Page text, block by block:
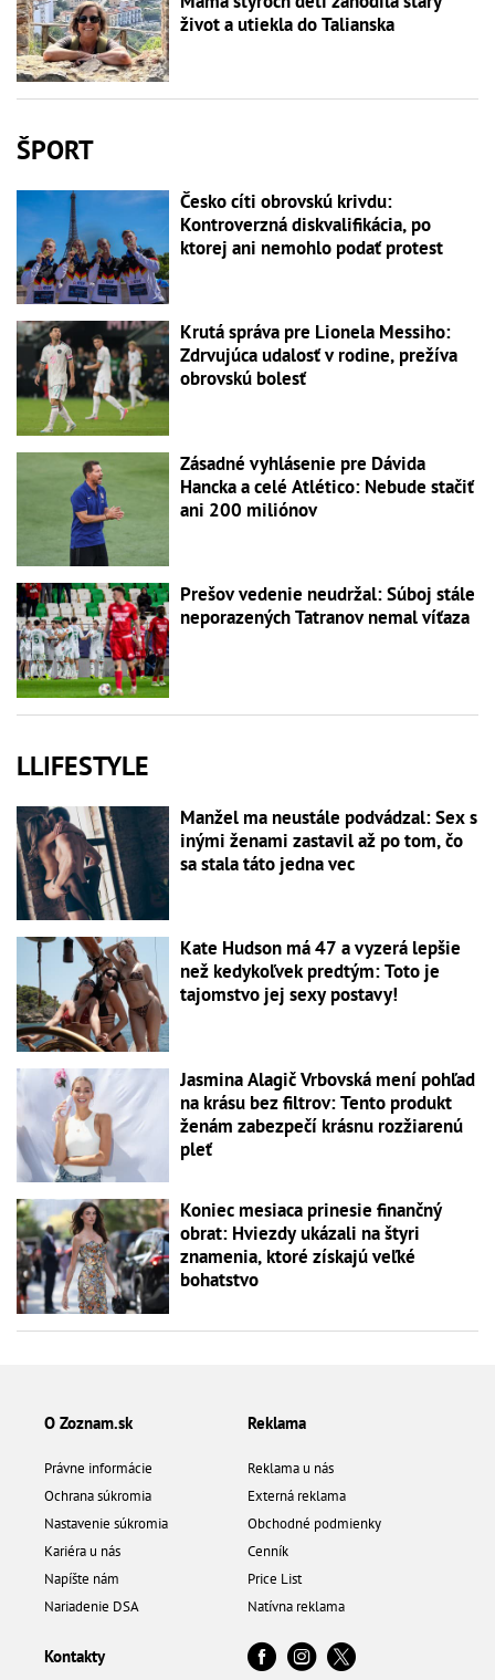
život a utiekla do Talianska
ŠPORT
Česko cíti obrovskú krivdu:
Kontroverzná diskvalifikácia, po
ktorej ani nemohlo podať protest
Krutá správa pre Lionela Messiho:
Zdrvujúca udalosť v rodine, prežíva
obrovskú bolesť
Zásadné vyhlásenie pre Dávida
Hancka a celé Atlético: Nebude stačiť
ani 200 miliónov
Prešov vedenie neudržal: Súboj stále
neporazených Tatranov nemal víťaza
LLIFESTYLE
Manžel ma neustále podvádzal: Sex s
inými ženami zastavil až po tom, čo
sa stala táto jedna vec
Kate Hudson má 47 a vyzerá lepšie
než kedykoľvek predtým: Toto je
tajomstvo jej sexy postavy!
Jasmina Alagič Vrbovská mení pohľad
na krásu bez filtrov: Tento produkt
ženám zabezpečí krásnu rozžiarenú
pleť
Koniec mesiaca prinesie finančný
obrat: Hviezdy ukázali na štyri
znamenia, ktoré získajú veľké
bohatstvo
O Zoznam.sk
Právne informácie
Ochrana súkromia
Nastavenie súkromia
Kariéra u nás
Napíšte nám
Nariadenie DSA
Reklama
Reklama u nás
Externá reklama
Obchodné podmienky
Cenník
Price List
Natívna reklama
Kontakty